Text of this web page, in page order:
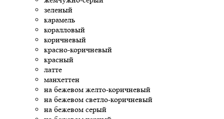
зеленый
карамель
коралловый
коричневый
красно-коричневый
красный
латте
манхеттен
на бежевом желто-коричневый
на бежевом светло-коричневый
на бежевом серый